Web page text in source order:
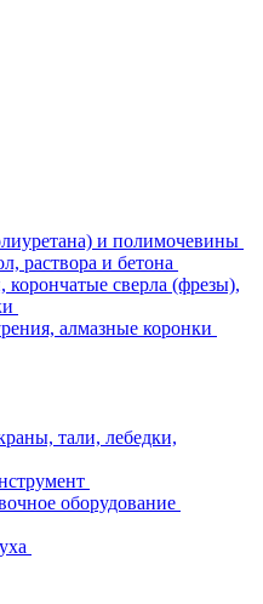
и полимочевины
раствора и бетона
сверла (фрезы),
алмазные коронки
тали, лебедки,
оборудование